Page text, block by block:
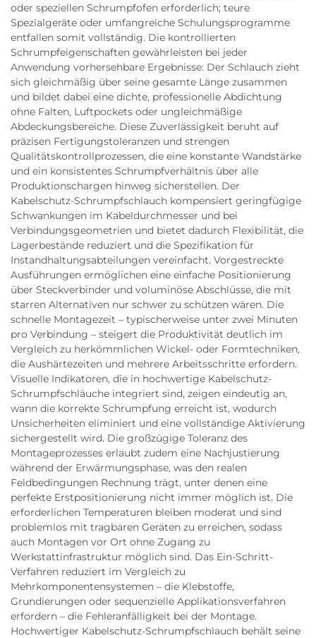
oder speziellen Schrumpfofen erforderlich; teure
Spezialgeräte oder umfangreiche Schulungsprogramme
entfallen somit vollständig. Die kontrollierten
Schrumpfeigenschaften gewährleisten bei jeder
Anwendung vorhersehbare Ergebnisse: Der Schlauch zieht
sich gleichmäßig über seine gesamte Länge zusammen
und bildet dabei eine dichte, professionelle Abdichtung
ohne Falten, Luftpockets oder ungleichmäßige
Abdeckungsbereiche. Diese Zuverlässigkeit beruht auf
präzisen Fertigungstoleranzen und strengen
Qualitätskontrollprozessen, die eine konstante Wandstärke
und ein konsistentes Schrumpfverhältnis über alle
Produktionschargen hinweg sicherstellen. Der
Kabelschutz-Schrumpfschlauch kompensiert geringfügige
Schwankungen im Kabeldurchmesser und bei
Verbindungsgeometrien und bietet dadurch Flexibilität, die
Lagerbestände reduziert und die Spezifikation für
Instandhaltungsabteilungen vereinfacht. Vorgestreckte
Ausführungen ermöglichen eine einfache Positionierung
über Steckverbinder und voluminöse Abschlüsse, die mit
starren Alternativen nur schwer zu schützen wären. Die
schnelle Montagezeit – typischerweise unter zwei Minuten
pro Verbindung – steigert die Produktivität deutlich im
Vergleich zu herkömmlichen Wickel- oder Formtechniken,
die Aushärtezeiten und mehrere Arbeitsschritte erfordern.
Visuelle Indikatoren, die in hochwertige Kabelschutz-
Schrumpfschläuche integriert sind, zeigen eindeutig an,
wann die korrekte Schrumpfung erreicht ist, wodurch
Unsicherheiten eliminiert und eine vollständige Aktivierung
sichergestellt wird. Die großzügige Toleranz des
Montageprozesses erlaubt zudem eine Nachjustierung
während der Erwärmungsphase, was den realen
Feldbedingungen Rechnung trägt, unter denen eine
perfekte Erstpositionierung nicht immer möglich ist. Die
erforderlichen Temperaturen bleiben moderat und sind
problemlos mit tragbaren Geräten zu erreichen, sodass
auch Montagen vor Ort ohne Zugang zu
Werkstattinfrastruktur möglich sind. Das Ein-Schritt-
Verfahren reduziert im Vergleich zu
Mehrkomponentensystemen – die Klebstoffe,
Grundierungen oder sequenzielle Applikationsverfahren
erfordern – die Fehleranfälligkeit bei der Montage.
Hochwertiger Kabelschutz-Schrumpfschlauch behält seine